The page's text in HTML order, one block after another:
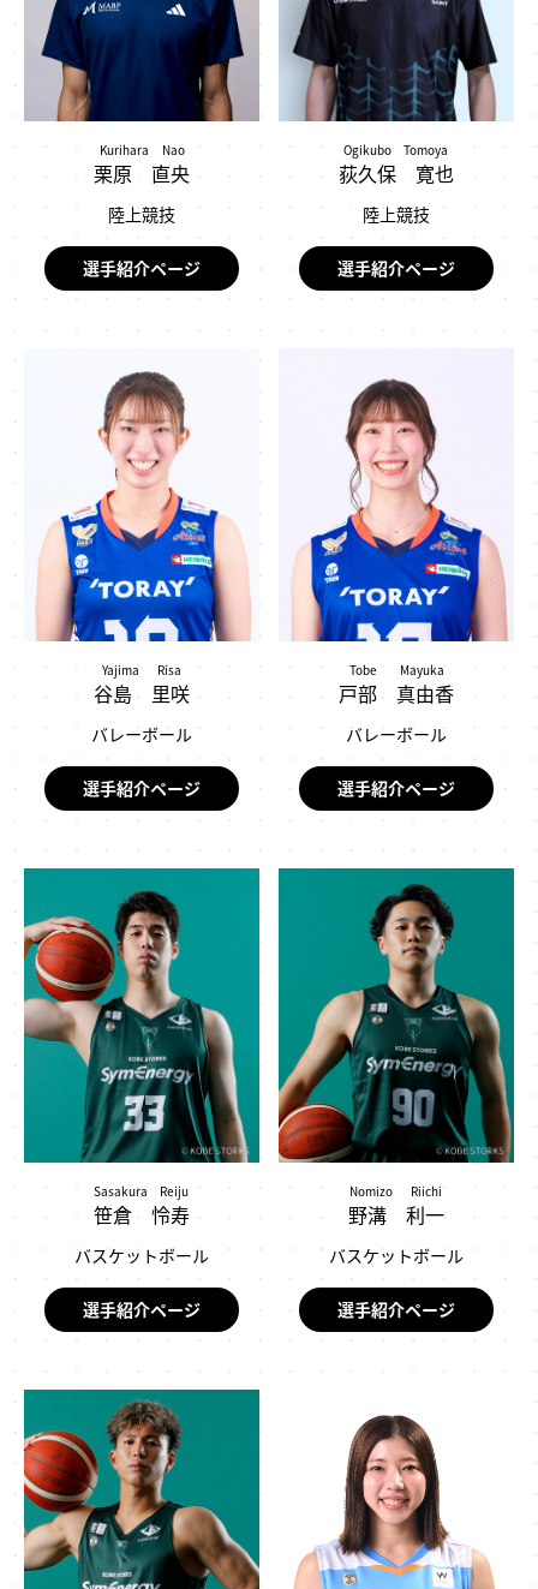
栗原 直央
Kurihara Nao
陸上競技
選手紹介ページ
荻久保 寛也
Ogikubo Tomoya
陸上競技
選手紹介ページ
谷島 里咲
Yajima Risa
バレーボール
選手紹介ページ
戸部 真由香
Tobe Mayuka
バレーボール
選手紹介ページ
笹倉 怜寿
Sasakura Reiju
バスケットボール
選手紹介ページ
野溝 利一
Nomizo Riichi
バスケットボール
選手紹介ページ